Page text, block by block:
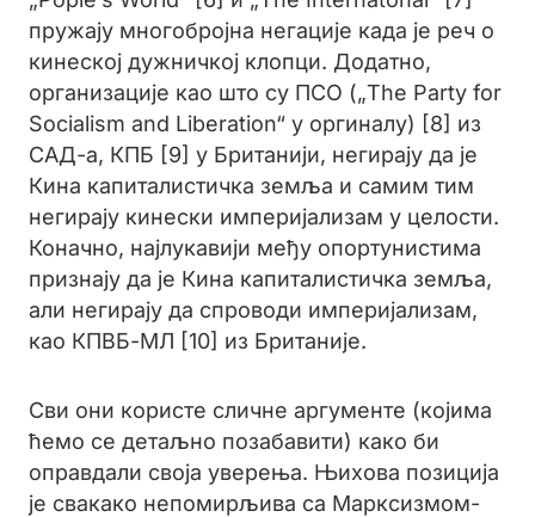
пружају многобројна негације када је реч о
кинеској дужничкој клопци. Додатно,
организације као што су ПСО („The Party for
Socialism and Liberation“ у оргиналу) [8] из
САД-а, КПБ [9] у Британији, негирају да је
Кина капиталистичка земља и самим тим
негирају кинески империјализам у целости.
Коначно, најлукавији међу опортунистима
признају да је Кина капиталистичка земља,
али негирају да спроводи империјализам,
као КПВБ-МЛ [10] из Британије.
Сви они користе сличне аргументе (којима
ћемо се детаљно позабавити) како би
оправдали своја уверења. Њихова позиција
је свакако непомирљива са Марксизмом-